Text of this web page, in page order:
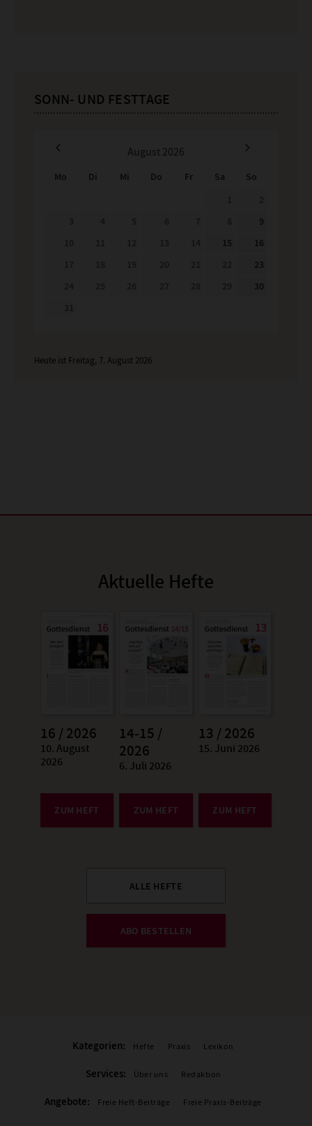
SONN- UND FESTTAGE
August 2026
Mo Di Mi Do Fr Sa
So
9
15
16
23
30
Heute ist Freitag, 7. August 2026
Aktuelle Hefte
16 / 2026
:
10. August
2026
ZUM HEFT
14-15 /
2026
:
6. Juli 2026
ZUM HEFT
13 / 2026
:
15. Juni 2026
ZUM HEFT
ALLE HEFTE
ABO BESTELLEN
Kategorien: Hefte Praxis Lexikon
Services: Über uns Redaktion
Angebote: Freie Heft-Beiträge Freie Praxis-Beiträge